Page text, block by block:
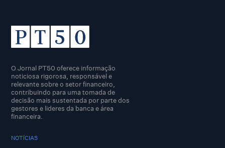
O Jornal PT50 oferece informação
noticiosa rigorosa, responsável e
relevante sobre o setor financeiro,
contribuindo para uma tomada de
decisão mais sustentada por parte dos
gestores e lideres da banca e área
financeira.
NOTÍCIAS